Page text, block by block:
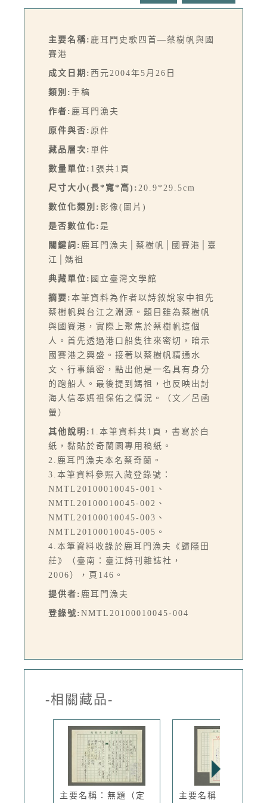
主要名稱: 鹿耳門史歌四首—蔡樹帆與國
賽港
成文日期: 西元2004年5月26日
類別: 手稿
作者: 鹿耳門漁夫
原件與否: 原件
藏品層次: 單件
數量單位: 1張共1頁
尺寸大小(長*寬*高): 20.9*29.5cm
數位化類別: 影像(圖片)
是否數位化: 是
關鍵詞: 鹿耳門漁夫│蔡樹帆│國賽港│臺
江│媽祖
典藏單位: 國立臺灣文學館
摘要: 本筆資料為作者以詩敘說家中祖先
蔡樹帆與台江之淵源。題目雖為蔡樹帆
與國賽港，實際上聚焦於蔡樹帆這個
人。首先透過港口船隻往來密切，暗示
國賽港之興盛。接著以蔡樹帆精通水
文、行事縝密，點出他是一名具有身分
的跑船人。最後提到媽祖，也反映出討
海人信奉媽祖保佑之情況。（文／呂函
螢）
其他說明: 1.本筆資料共1頁，書寫於白
紙，黏貼於奇蘭園專用稿紙。
2.鹿耳門漁夫本名蔡奇蘭。
3.本筆資料參照入藏登錄號：
NMTL20100010045-001、
NMTL20100010045-002、
NMTL20100010045-003、
NMTL20100010045-005。
4.本筆資料收錄於鹿耳門漁夫《歸隱田
莊》（臺南：臺江詩刊雜誌社，
2006），頁146。
提供者: 鹿耳門漁夫
登錄號: NMTL20100010045-004
-相關藏品-
主要名稱：無題（定 主要名稱：江南古蹟